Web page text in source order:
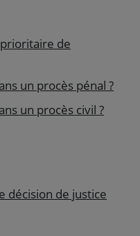
de
un procès pénal ?
un procès civil ?
décision de justice